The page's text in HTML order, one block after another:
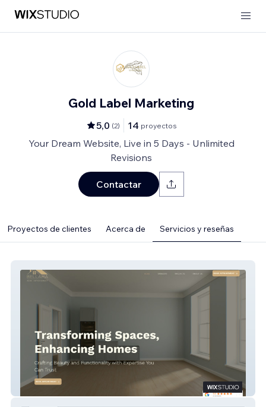
Gold Label Marketing
5,0 (2) 14 proyectos
Your Dream Website, Live in 5 Days - Unlimited
Revisions
Contactar
Proyectos de clientes Acerca de Servicios y reseñas
Bellama Home Improvements